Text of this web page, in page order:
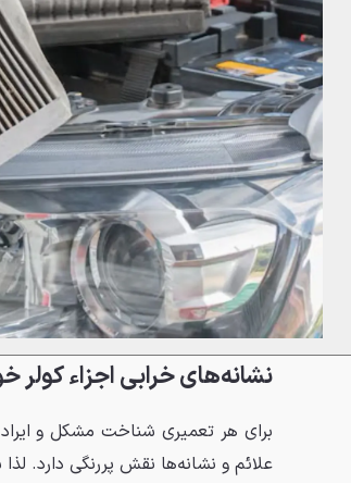
نشانه‌های خرابی اجزاء کولر
برای هر تعمیری شناخت مشکل و
علائم و نشانه‌ها نقش پررنگی دارد.